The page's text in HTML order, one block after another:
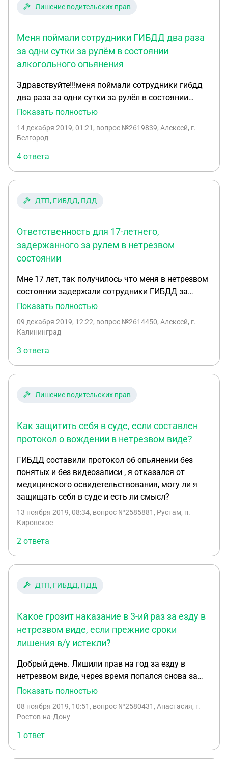
Лишение водительских прав
Меня поймали сотрудники ГИБДД два раза
за одни сутки за рулём в состоянии
алкогольного опьянения
Здравствуйте!!!меня поймали сотрудники гибдд
два раза за одни сутки за рулёл в состоянии
алкогольного опьянения,у меня был суд на
письмо,с двумя штрафами по 30 тысяч рублей,и
года,подскажите это получается меня лишили на
3 года,или всё таки 1,5 как это понимать????
Показать полностью
14 декабря 2019, 01:21 , вопрос №2619839, Алексей, г.
Белгород
4 ответа
ДТП, ГИБДД, ПДД
Ответственность для 17-летнего,
задержанного за рулем в нетрезвом
состоянии
Мне 17 лет, так получилось что меня в нетрезвом
состоянии задержали сотрудники ГИБДД за
рулём автомобиля, тест на алкоголь сделали, все
это понесу? (за это прав лишают, но у меня их нет
Показать полностью
09 декабря 2019, 12:22, вопрос №2614450, Алексей, г.
Калининград
3 ответа
Лишение водительских прав
Как защитить себя в суде, если составлен
протокол о вождении в нетрезвом виде?
ГИБДД составили протокол об опьянении без
понятых и без видеозаписи , я отказался от
медицинского освидетельствования, могу ли я
защищать себя в суде и есть ли смысл?
13 ноября 2019, 08:34, вопрос №2585881, Рустам, п.
Кировское
2 ответа
ДТП, ГИБДД, ПДД
Какое грозит наказание в 3-ий раз за езду в
нетрезвом виде, если прежние сроки
лишения в/у истекли?
Добрый день. Лишили прав на год за езду в
нетрезвом виде, через время попался снова за
рулем в нетрезвом виде, увеличили срок лишения
штраф не уплачен, и права не получены, попался
дтп, посадили на 15 суток, что будет дальше?
Какое грозит наказание?
Показать полностью
08 ноября 2019, 10:51 , вопрос №2580431, Анастасия, г.
Ростов-на-Дону
1 ответ